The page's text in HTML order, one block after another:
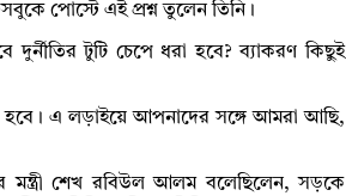
পোস্টে এই প্রশ্ন তুলেন তিনি।
টুটি চেপে ধরা হবে? ব্যাকরণ কিছুই
হবে। এ লড়াইয়ে আপনাদের সঙ্গে আমরা আছি,
মন্ত্রী শেখ রবিউল আলম বলেছিলেন, সড়কে